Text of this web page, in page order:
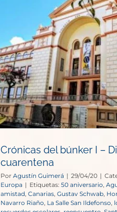
Crónicas del búnker I –
cuarentena
Por Agustín Guimerá | 29/04/20 |
Europa | Etiquetas: 50 aniversario
amistad Canarias, Gustav Schwab,
Navarro Riaño, La Salle San Ildefonso,